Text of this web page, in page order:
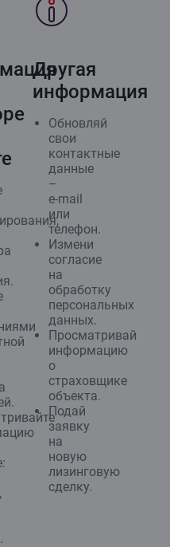
Другая
информация
Обновляй
свои
контактные
данные
–
e‑mail
или
телефон.
Измени
согласие
на
обработку
персональных
данных.
Просматривай
информацию
о
страховщике
объекта.
Подай
заявку
на
новую
лизинговую
сделку.